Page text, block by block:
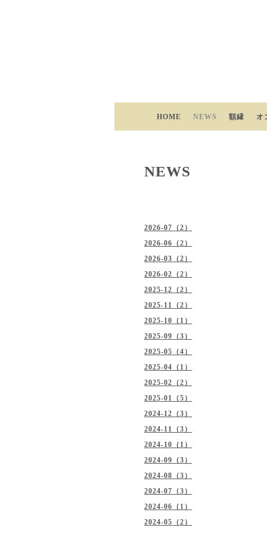
HOME NEWS 額縁 オ
2026-07（2）
2026-06（2）
2026-03（2）
2026-02（2）
2025-12（2）
2025-11（2）
2025-10（1）
2025-09（3）
2025-05（4）
2025-04（1）
2025-02（2）
2025-01（5）
2024-12（3）
2024-11（3）
2024-10（1）
2024-09（3）
2024-08（3）
2024-07（3）
2024-06（1）
2024-05（2）
NEWS